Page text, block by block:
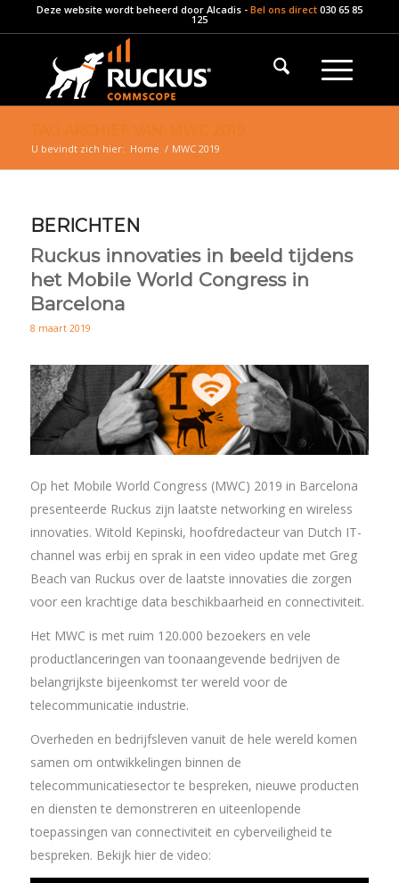
Deze website wordt beheerd door Alcadis- Bel ons direct 030 65 85
125
U bevindt zich hier: Home / MWC 2019
BERICHTEN
Ruckus innovaties in beeld tijdens
het Mobile World Congress in
Barcelona
8 maart 2019
Op het Mobile World Congress (MWC) 2019 in Barcelona
presenteerde Ruckus zijn laatste networking en wireless
innovaties. Witold Kepinski, hoofdredacteur van Dutch IT-
channel was erbij en sprak in een video update met Greg
Beach van Ruckus over de laatste innovaties die zorgen
voor een krachtige data beschikbaarheid en connectiviteit.
Het MWC is met ruim 120.000 bezoekers en vele
productlanceringen van toonaangevende bedrijven de
belangrijkste bijeenkomst ter wereld voor de
telecommunicatie industrie.
Overheden en bedrijfsleven vanuit de hele wereld komen
samen om ontwikkelingen binnen de
telecommunicatiesector te bespreken, nieuwe producten
en diensten te demonstreren en uiteenlopende
toepassingen van connectiviteit en cyberveiligheid te
bespreken. Bekijk hier de video: